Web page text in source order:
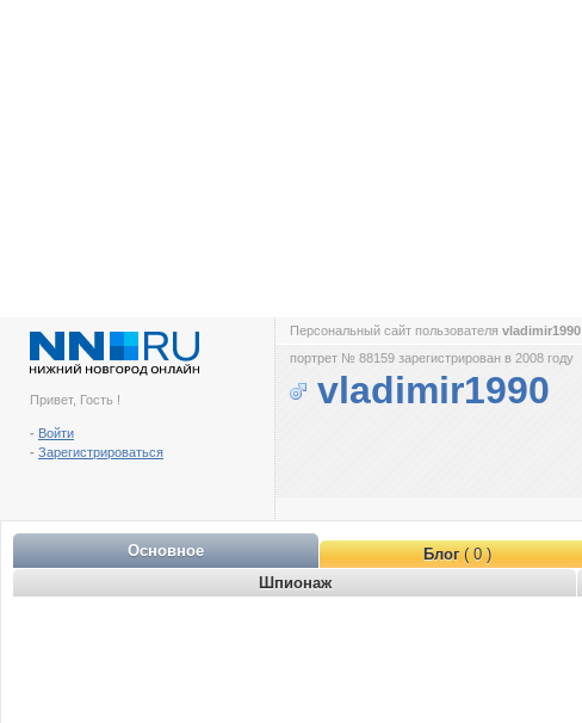
Привет, Гость !
- Войти
- Зарегистрироваться
Персональный сайт пользователя vladimir1990
портрет № 88159 зарегистрирован в 2008 году
vladimir1990
Основное Блог( 0 )
Шпионаж